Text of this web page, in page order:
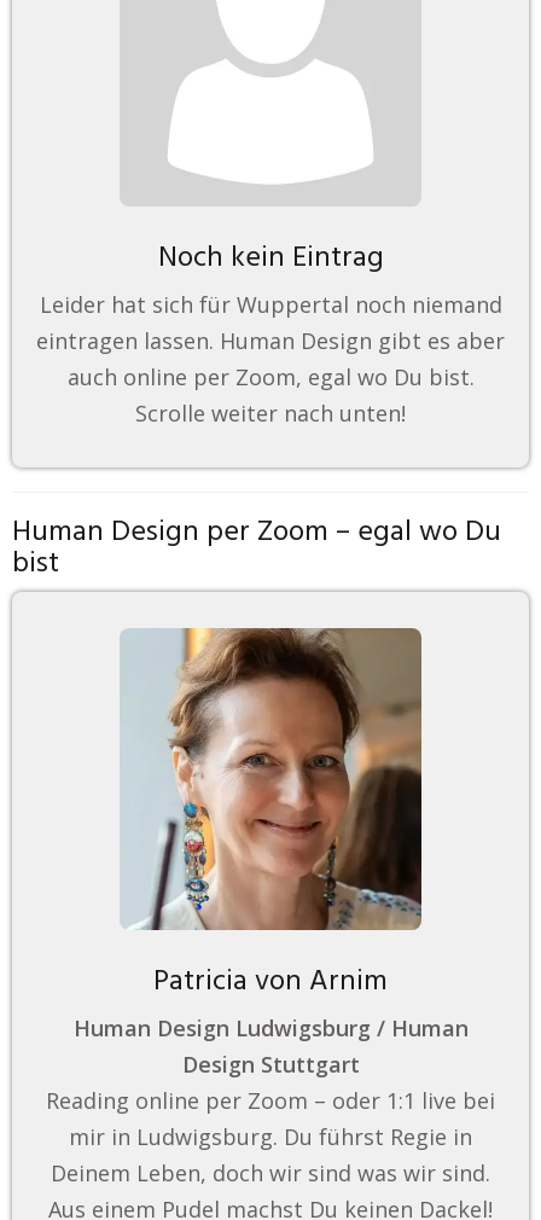
Noch kein Eintrag
Leider hat sich für Wuppertal noch niemand
eintragen lassen. Human Design gibt es aber
auch online per Zoom, egal wo Du bist.
Scrolle weiter nach unten!
Human Design per Zoom – egal wo Du
bist
Patricia von Arnim
Human Design Ludwigsburg / Human
Design Stuttgart
Reading online per Zoom – oder 1:1 live bei
mir in Ludwigsburg. Du führst Regie in
Deinem Leben, doch wir sind was wir sind.
Aus einem Pudel machst Du keinen Dackel!